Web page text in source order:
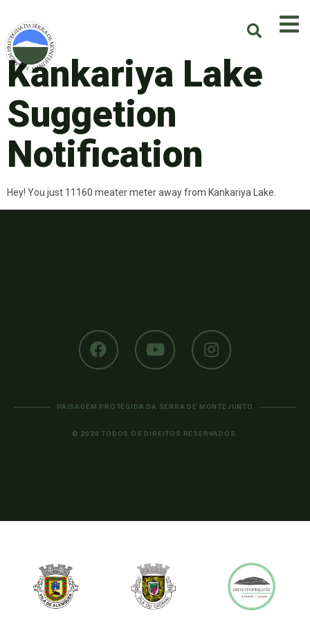
Kankariya Lake
Suggetion
Notification
Hey! You just 11160 meater meter away from Kankariya Lake.
PAISAGEM PROTEGIDA DA SERRA DE MONTEJUNTO
© 2020 TODOS OS DIREITOS RESERVADOS.